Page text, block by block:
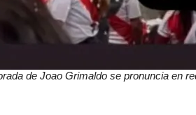
de Joao Grimaldo se pronuncia en